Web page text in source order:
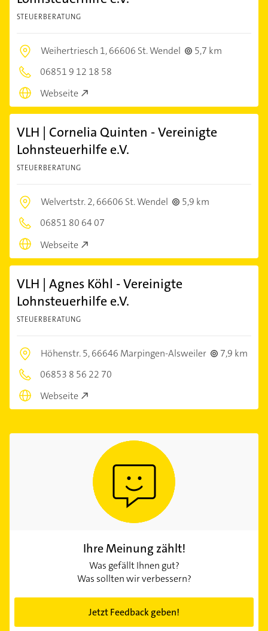
STEUERBERATUNG
Weihertriesch 1,66606 St. Wendel
5,7 km
06851 9 12 18 58
Webseite
VLH | Cornelia Quinten - Vereinigte
Lohnsteuerhilfe e.V.
STEUERBERATUNG
Welvertstr. 2,66606 St. Wendel
5,9 km
06851 80 64 07
Webseite
VLH | Agnes Köhl - Vereinigte
Lohnsteuerhilfe e.V.
STEUERBERATUNG
Höhenstr. 5,66646 Marpingen-Alsweiler
7,9 km
06853 8 56 22 70
Webseite
Ihre Meinung zählt!
Was gefällt Ihnen gut?
Was sollten wir verbessern?
Jetzt Feedback geben!